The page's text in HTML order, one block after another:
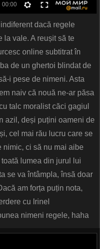
dacă regele
la vale. A reușit să te
online subtitrat în
de un ghertoi blindat de
i pese de nimeni. Asta
naiv că nouă ne-ar păsa
talc moralist căci gagiul
azil, deși puțini oameni de
cel mai rău lucru care se
nimic, ci să nu mai aibe
lumea din jurul lui
se va întâmpla, însă doar
am forța puțin nota,
cu Irinel
nimeni regele, haha